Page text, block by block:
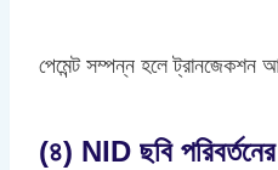
পেমেন্ট সম্পন্ন হলে ট্রানজেকশন
(৪) NID ছবি